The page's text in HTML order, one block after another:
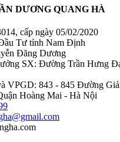
DƯƠNG QUANG HÀ
cấp ngày 05/02/2020
Tư tỉnh Nam Định
Đăng Dương
SX: Đường Trần Hưng
VPGD: 843 - 845 Đường
Hoàng Mai - Hà Nội